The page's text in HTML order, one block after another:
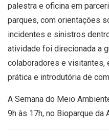
palestra e oficina em
parques, com orientações
incidentes e sinistros
atividade foi direcionada a
colaboradores e visitantes,
prática e introdutória de
A Semana do Meio
9h às 17h, no Bioparque da